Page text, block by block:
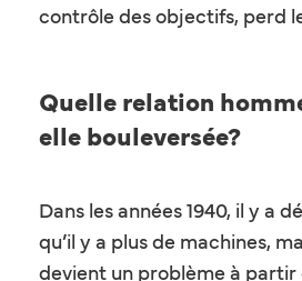
contrôle des objectifs, perd
Quelle relation
elle bouleversée?
Dans les années 1940, il y a
qu’il y a plus de machines,
devient un problème à